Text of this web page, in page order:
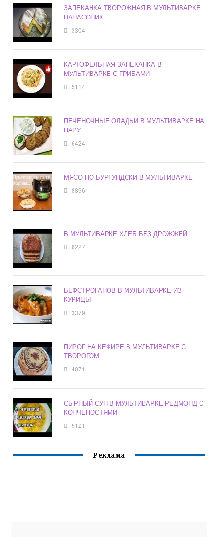
ЗАПЕКАНКА ТВОРОЖНАЯ В МУЛЬТИВАРКЕ
ПАНАСОНИК
3304
КАРТОФЕЛЬНАЯ ЗАПЕКАНКА В
МУЛЬТИВАРКЕ С ГРИБАМИ
5114
ПЕЧЕНОЧНЫЕ ОЛАДЬИ В МУЛЬТИВАРКЕ НА
ПАРУ
6424
МЯСО ПО БУРГУНДСКИ В МУЛЬТИВАРКЕ
8896
В МУЛЬТИВАРКЕ ХЛЕБ БЕЗ ДРОЖЖЕЙ
6227
БЕФСТРОГАНОВ В МУЛЬТИВАРКЕ ИЗ
КУРИЦЫ
3379
ПИРОГ НА КЕФИРЕ В МУЛЬТИВАРКЕ С
ТВОРОГОМ
4071
СЫРНЫЙ СУП В МУЛЬТИВАРКЕ РЕДМОНД С
КОПЧЕНОСТЯМИ
5121
Реклама